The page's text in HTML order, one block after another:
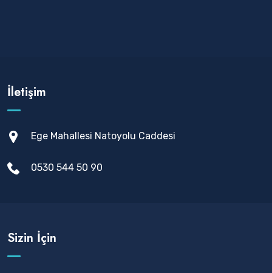
İletişim
Ege Mahallesi Natoyolu Caddesi
0530 544 50 90
Sizin İçin